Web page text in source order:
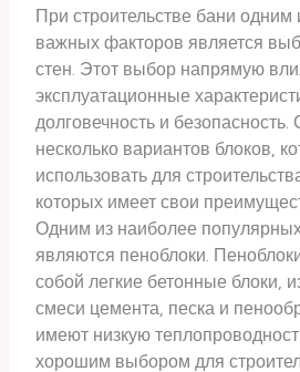
При строительстве бани одним
важных факторов является
стен. Этот выбор напрямую
эксплуатационные
долговечность и безопасность.
несколько вариантов блоков,
использовать для
которых имеет свои
Одним из наиболее
являются пеноблоки.
собой легкие бетонные блоки,
смеси цемента, песка и
имеют низкую
хорошим выбором для